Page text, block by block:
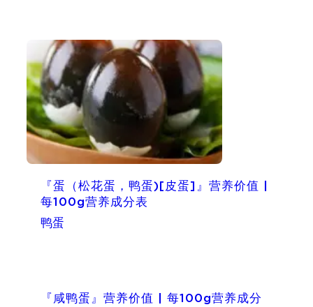
『蛋（松花蛋，鸭蛋)[皮蛋]』营养价值 |
每100g营养成分表
鸭蛋
『咸鸭蛋』营养价值 | 每100g营养成分